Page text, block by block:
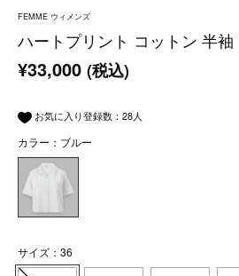
FEMME ウィメンズ
ハートプリント コットン 半
¥33,000 (税込)
お気に入り登録数： 28人
カラー：ブルー
サイズ：36